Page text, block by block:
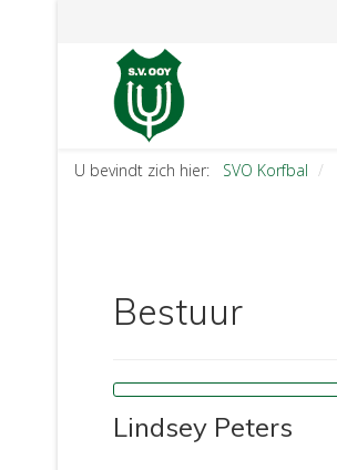
U bevindt zich hier: SVO Korfbal
Bestuur
Lindsey Peters